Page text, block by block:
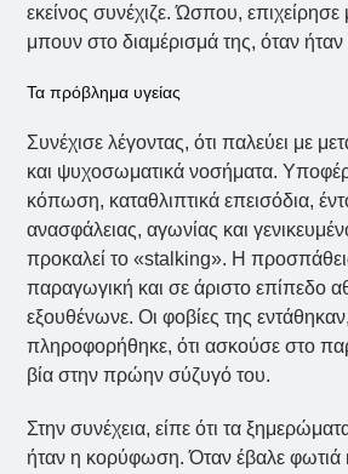
εκείνος συνέχιζε. Ώσπου, επιχείρησε
μπουν στο διαμέρισμά της, όταν
Τα πρόβλημα υγείας
Συνέχισε λέγοντας, ότι παλεύει με
και ψυχοσωματικά νοσήματα.
κόπωση, καταθλιπτικά επεισόδια,
ανασφάλειας, αγωνίας και
προκαλεί το «stalking». Η
παραγωγική και σε άριστο επίπεδο
εξουθένωνε. Οι φοβίες της
πληροφορήθηκε, ότι ασκούσε στο
βία στην πρώην σύζυγό του.
Στην συνέχεια, είπε ότι τα
ήταν η κορύφωση. Όταν έβαλε φωτιά